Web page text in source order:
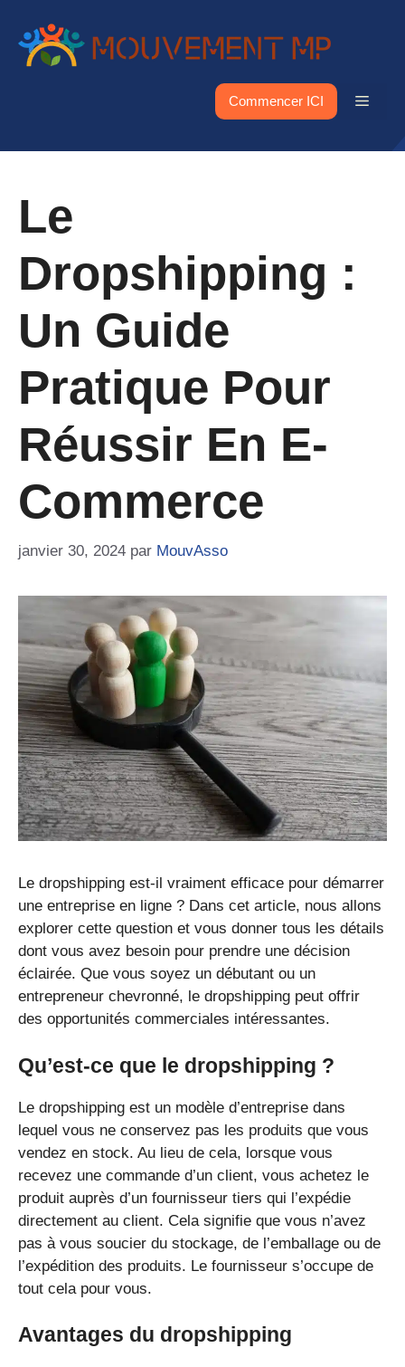
contenu
Commencer ICI Menu
Le
Dropshipping :
Un Guide
Pratique Pour
Réussir En E-
Commerce
janvier 30, 2024 par MouvAsso
Le dropshipping est-il vraiment efficace pour démarrer
une entreprise en ligne ? Dans cet article, nous allons
explorer cette question et vous donner tous les détails
dont vous avez besoin pour prendre une décision
éclairée. Que vous soyez un débutant ou un
entrepreneur chevronné, le dropshipping peut offrir
des opportunités commerciales intéressantes.
Qu’est-ce que le dropshipping ?
Le dropshipping est un modèle d’entreprise dans
lequel vous ne conservez pas les produits que vous
vendez en stock. Au lieu de cela, lorsque vous
recevez une commande d’un client, vous achetez le
produit auprès d’un fournisseur tiers qui l’expédie
directement au client. Cela signifie que vous n’avez
pas à vous soucier du stockage, de l’emballage ou de
l’expédition des produits. Le fournisseur s’occupe de
tout cela pour vous.
Avantages du dropshipping